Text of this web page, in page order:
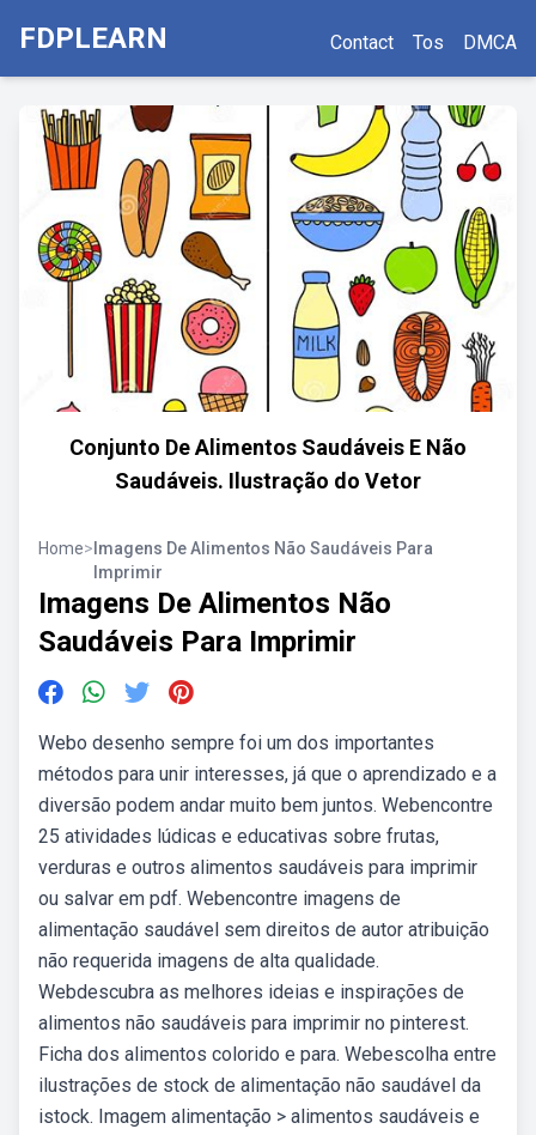
FDPLEARN Contact Tos DMCA
Conjunto De Alimentos Saudáveis E Não
Saudáveis. Ilustração do Vetor
Home> Imagens De Alimentos Não Saudáveis Para
Imprimir
Imagens De Alimentos Não
Saudáveis Para Imprimir
Webo desenho sempre foi um dos importantes
métodos para unir interesses, já que o aprendizado e a
diversão podem andar muito bem juntos. Webencontre
25 atividades lúdicas e educativas sobre frutas,
verduras e outros alimentos saudáveis para imprimir
ou salvar em pdf. Webencontre imagens de
alimentação saudável sem direitos de autor atribuição
não requerida imagens de alta qualidade.
Webdescubra as melhores ideias e inspirações de
alimentos não saudáveis para imprimir no pinterest.
Ficha dos alimentos colorido e para. Webescolha entre
ilustrações de stock de alimentação não saudável da
istock. Imagem alimentação > alimentos saudáveis e